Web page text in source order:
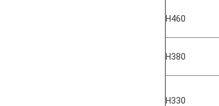
H460
H380
H330